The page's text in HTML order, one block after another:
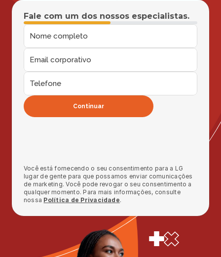
Fale com um dos nossos especialistas.
Continuar
Quero conhecer a plataforma
Você está fornecendo o seu consentimento para a LG
lugar de gente para que possamos enviar comunicações
de marketing. Você pode revogar o seu consentimento a
qualquer momento. Para mais informações, consulte
nossa Política de Privacidade.